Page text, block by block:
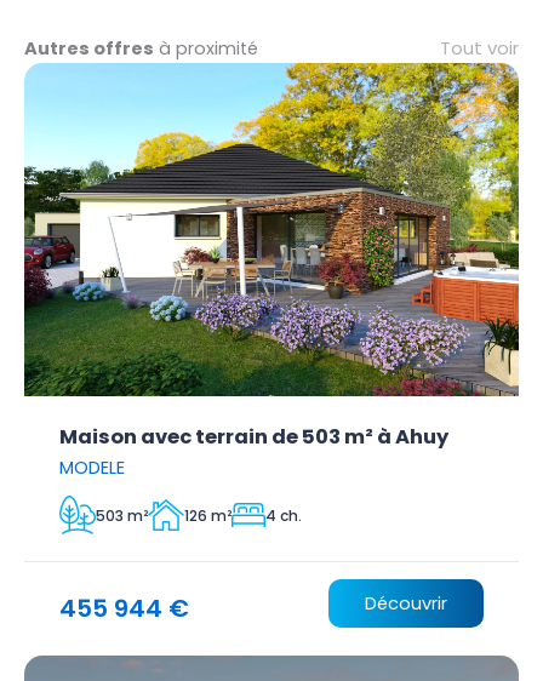
Autres offres à proximité Tout voir
Maison avec terrain de 503 m² à Ahuy
MODELE
503 m² 126 m² 4 ch.
455 944 € Découvrir